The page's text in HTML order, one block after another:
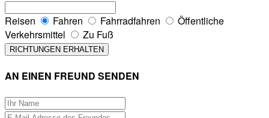
Reisen Fahren Fahrradfahren
Öffentliche
Verkehrsmittel
Zu Fuß
AN EINEN FREUND SENDEN